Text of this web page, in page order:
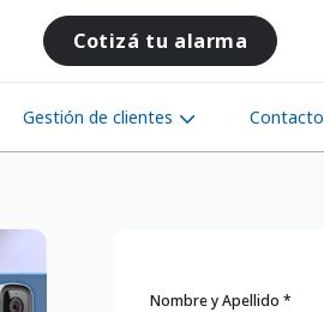
Cotizá tu alarma
Gestión de clientes Contacto
Nombre y Apellido *